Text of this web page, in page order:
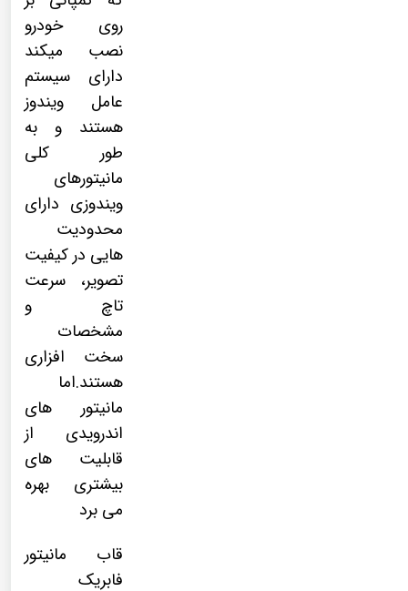
روی خودرو
نصب میکند
دارای سیستم
عامل ویندوز
هستند و به
طور کلی
مانیتورهای
ویندوزی دارای
محدودیت
هایی در کیفیت
تصویر، سرعت
تاچ و
مشخصات
سخت افزاری
هستند.اما
مانیتور های
اندرویدی از
قابلیت های
بیشتری بهره
می برد
قاب مانیتور
فابریک